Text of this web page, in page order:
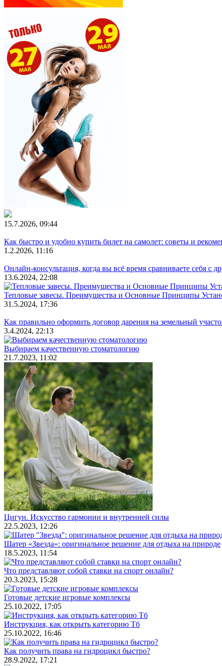
15.7.2026, 09:44
Как быстро и удобно купить билет на самолет: советы и
1.2.2026, 11:16
Онлайн-консультация, когда вы всё время сравниваете себя с
13.6.2024, 22:08
Тепловые завесы. Преимущества и Основные Принципы
31.5.2024, 17:36
Как правильно оформить договор дарения на земельный
3.4.2024, 22:13
Выбираем качественную стоматологию
21.7.2023, 11:02
Цигун. Искусство гармонии и внутренней силы
22.5.2023, 12:26
Шатер «Звезда»: оригинальное решение для отдыха на природе
18.5.2023, 11:54
Что представляют собой ставки на спорт онлайн?
20.3.2023, 15:28
Готовые детские игровые комплексы
25.10.2022, 17:05
Инструкция, как открыть категорию Тб
25.10.2022, 16:46
Как получить права на гидроцикл быстро?
28.9.2022, 17:21